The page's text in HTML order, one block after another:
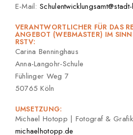
E-Mail:
VERANTWORTLICHER FÜR DAS
ANGEBOT (WEBMASTER) IM
RSTV:
Carina Benninghaus
Anna-Langohr-Schule
Fühlinger Weg 7
50765 Köln
UMSETZUNG:
Michael Hotopp | Fotograf &
michaelhotopp.de